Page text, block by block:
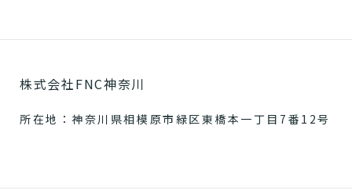
株式会社FNC神奈川
所在地：神奈川県相模原市緑区東橋本一丁目7番12号